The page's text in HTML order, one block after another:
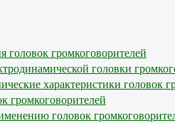
головок громкоговорителей
головки
характеристики головок
громкоговорителей
головок